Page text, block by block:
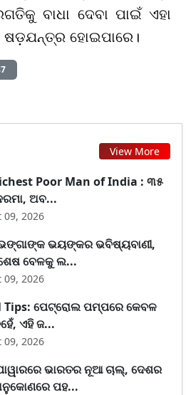
ବାଧା ଦେବା ପାଇଁ ଏହା
ହୋଇପାରେ।
View More
Poor Man of India : ୩୫
ଅବ...
09, 2026
ଭୟଙ୍କର ଭବିଷ୍ୟବାଣୀ,
ବେଳକୁ ଲ...
09, 2026
Tips: ପେଟ୍ରୋଲ ପମ୍ପରେ କେବଳ
ଏହି ଜ...
09, 2026
ଭାରତର ନୂଆ ଚାଲ୍, ଦେଶର
ପହ...